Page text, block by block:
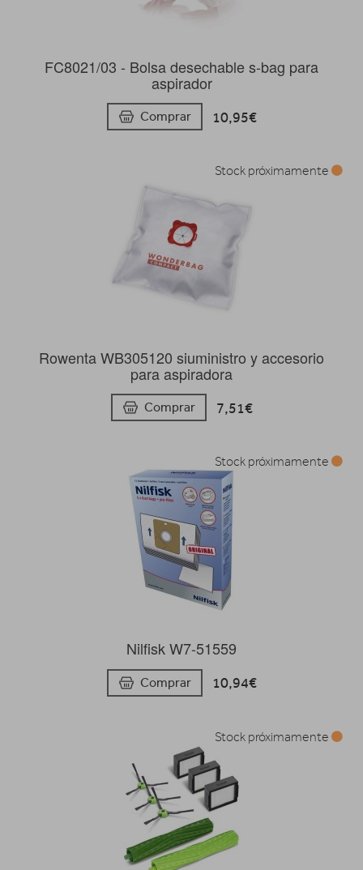
FC8021/03 - Bolsa desechable s-bag para
aspirador
Comprar 10,95€
Rowenta WB305120 siuministro y accesorio
para aspiradora
Comprar 7,51€
Stock próximamente
Nilfisk W7-51559
Comprar 10,94€
Stock próximamente
Stock próximamente